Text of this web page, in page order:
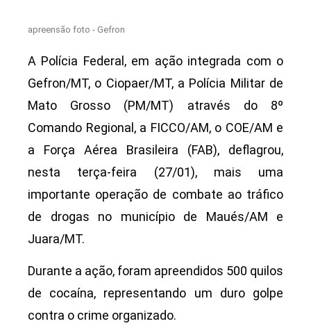
apreensão foto - Gefron
A Polícia Federal, em ação integrada com o
Gefron/MT, o Ciopaer/MT, a Polícia Militar de
Mato Grosso (PM/MT) através do 8º
Comando Regional, a FICCO/AM, o COE/AM e
a Força Aérea Brasileira (FAB), deflagrou,
nesta terça-feira (27/01), mais uma
importante operação de combate ao tráfico
de drogas no município de Maués/AM e
Juara/MT.
Durante a ação, foram apreendidos 500 quilos
de cocaína, representando um duro golpe
contra o crime organizado.